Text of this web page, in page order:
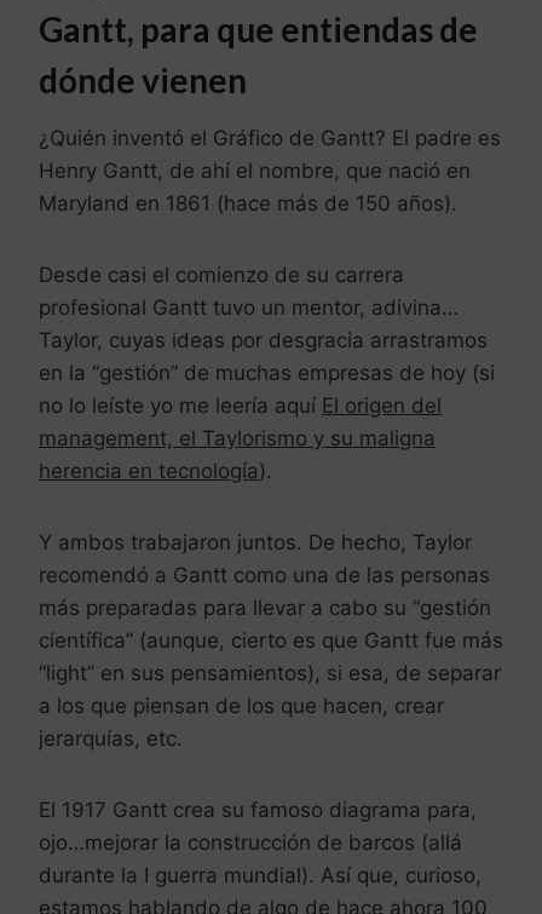
Gantt, para que entiendas de
dónde vienen
¿Quién inventó el Gráfico de Gantt? El padre es
Henry Gantt, de ahí el nombre, que nació en
Maryland en 1861 (hace más de 150 años).
Desde casi el comienzo de su carrera
profesional Gantt tuvo un mentor, adivina…
Taylor, cuyas ideas por desgracia arrastramos
en la “gestión” de muchas empresas de hoy (si
no lo leíste yo me leería aquí El origen del
management, el Taylorismo y su maligna
herencia en tecnología).
Y ambos trabajaron juntos. De hecho, Taylor
recomendó a Gantt como una de las personas
más preparadas para llevar a cabo su “gestión
científica” (aunque, cierto es que Gantt fue más
“light” en sus pensamientos), si esa, de separar
a los que piensan de los que hacen, crear
jerarquías, etc.
El 1917 Gantt crea su famoso diagrama para,
ojo…mejorar la construcción de barcos (allá
durante la I guerra mundial). Así que, curioso,
estamos hablando de algo de hace ahora 100